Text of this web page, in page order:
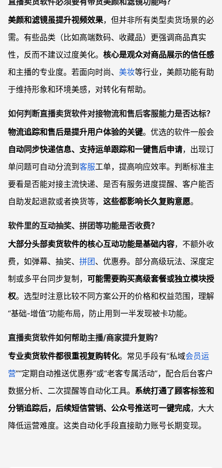
美颜和滤镜虽提升视频效果，但并非所有类型卖货场景的必
需。有些品类（比如高端数码、收藏品）更强调商品真实
性，反而不建议过度美化。 核心是观众对商品展示的信任感
和主播的专业度。若面向时尚、 美妆等行业，美颜功能有助
于维持形象和环境美感，对转化有帮助。
如何判断直播卖货软件对接物流和售后客服能力是否达标？
物流追踪和售后是提升用户体验的关键。优选的软件一般会
自动同步快递信息、支持运单跟踪和一键售后申请，出现订
单问题可自动分流到客服工单，提高响应效率。判断标准主
要看是否能对接主流快递、是否有服务进度提醒、客户能否
自助发起退款或者换货等， 这些都影响长久复购意愿。
软件里的互动抽奖、拼团等功能是否收费？
大部分头部卖货软件的核心互动功能是基础内容，不额外收
费，如弹幕、抽奖、 拼团、优惠券。部分高级玩法、深度定
制或多平台同步复制， 可能需要购买高级套餐或独立模块授
权。选型时注意比较不同方案公开的价格和权益范围，理解
“基础-增值”功能布局，防止用到一半发现被卡功能。
直播卖货软件如何帮助主播/商家提升复购？
专业卖货软件都很重视复购转化。常见手段有“私域会员运
营”“定期自动推送优惠券”或“老客专属活动”，配合后台客户
数据分析、二次提醒等自动化工具。 系统打通了顾客标签和
分销追踪后，后续短信营销、公众号推送可一键完成，大大
降低运营难度。这类自动化手段直接助力账号长期变现。